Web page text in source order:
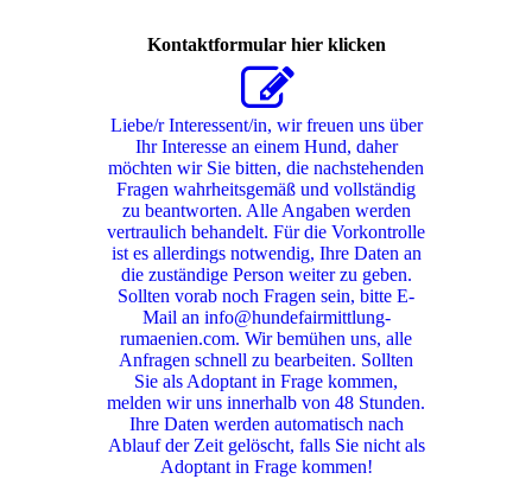
Kontaktformular hier klicken
Liebe/r Interessent/in, wir freuen uns über
Ihr Interesse an einem Hund, daher
möchten wir Sie bitten, die nachstehenden
Fragen wahrheitsgemäß und vollständig
zu beantworten. Alle Angaben werden
vertraulich behandelt. Für die Vorkontrolle
ist es allerdings notwendig, Ihre Daten an
die zuständige Person weiter zu geben.
Sollten vorab noch Fragen sein, bitte E-
Mail an info@hundefairmittlung-
rumaenien.com. Wir bemühen uns, alle
Anfragen schnell zu bearbeiten. Sollten
Sie als Adoptant in Frage kommen,
melden wir uns innerhalb von 48 Stunden.
Ihre Daten werden automatisch nach
Ablauf der Zeit gelöscht, falls Sie nicht als
Adoptant in Frage kommen!